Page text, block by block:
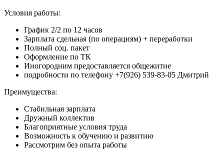
Условия работы:
График 2/2 по 12 часов
Зарплата сдельная (по операциям) + переработки
Полный соц. пакет
Оформление по ТК
Иногородним предоставляется общежитие
подробности по телефону +7(926) 539-83-05 Дмитрий
Преимущества:
Стабильная зарплата
Дружный коллектив
Благоприятные условия труда
Возможность к обучению и развитию
Рассмотрим без опыта работы